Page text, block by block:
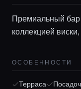
Премиальный
коллекцией
ОСОБЕННОСТИ
Терраса